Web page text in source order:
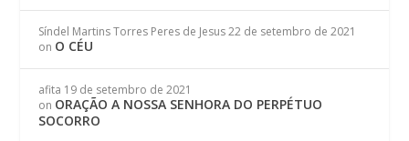
Síndel Martins Torres Peres de Jesus 22 de setembro de 2021
on O CÉU
afita 19 de setembro de 2021
on ORAÇÃO A NOSSA SENHORA DO PERPÉTUO
SOCORRO